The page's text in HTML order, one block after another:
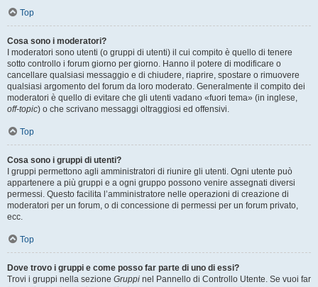
Top
Cosa sono i moderatori?
I moderatori sono utenti (o gruppi di utenti) il cui compito è quello di tenere
sotto controllo i forum giorno per giorno. Hanno il potere di modificare o
cancellare qualsiasi messaggio e di chiudere, riaprire, spostare o rimuovere
qualsiasi argomento del forum da loro moderato. Generalmente il compito dei
moderatori è quello di evitare che gli utenti vadano «fuori tema» (in inglese,
off-topic) o che scrivano messaggi oltraggiosi ed offensivi.
Top
Cosa sono i gruppi di utenti?
I gruppi permettono agli amministratori di riunire gli utenti. Ogni utente può
appartenere a più gruppi e a ogni gruppo possono venire assegnati diversi
permessi. Questo facilita l’amministratore nelle operazioni di creazione di
moderatori per un forum, o di concessione di permessi per un forum privato,
ecc.
Top
Dove trovo i gruppi e come posso far parte di uno di essi?
Trovi i gruppi nella sezione Gruppi nel Pannello di Controllo Utente. Se vuoi far